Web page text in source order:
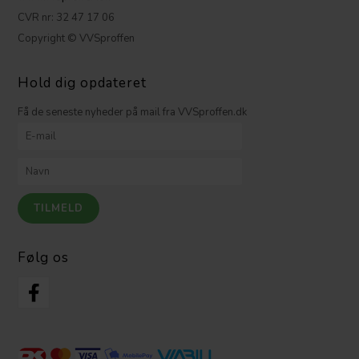
CVR nr: 32 47 17 06
Copyright © VVSproffen
Hold dig opdateret
Få de seneste nyheder på mail fra VVSproffen.dk
Følg os